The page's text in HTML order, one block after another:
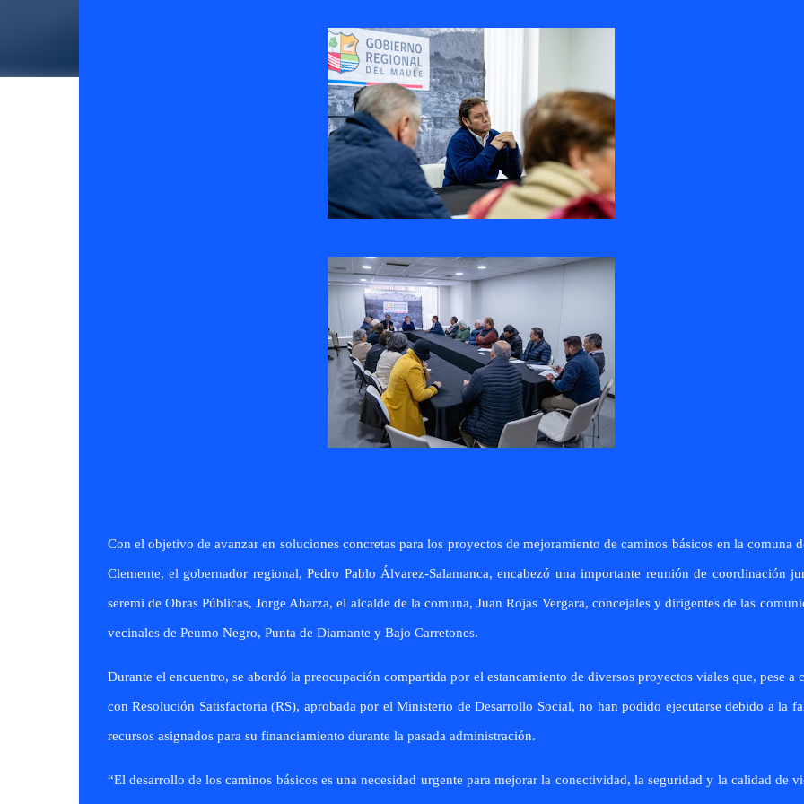
Con el objetivo de avanzar en soluciones concretas para los proyectos de mejoramiento de caminos básicos en la comuna
Clemente, el gobernador regional, Pedro Pablo Álvarez-Salamanca, encabezó una importante reunión de coordinación
seremi de Obras Públicas, Jorge Abarza, el alcalde de la comuna, Juan Rojas Vergara, concejales y dirigentes de las
vecinales de Peumo Negro, Punta de Diamante y Bajo Carretones.
Durante el encuentro, se abordó la preocupación compartida por el estancamiento de diversos proyectos viales que, pese a
con Resolución Satisfactoria (RS), aprobada por el Ministerio de Desarrollo Social, no han podido ejecutarse debido a la
recursos asignados para su financiamiento durante la pasada administración.
“El desarrollo de los caminos básicos es una necesidad urgente para mejorar la conectividad, la seguridad y la calidad de